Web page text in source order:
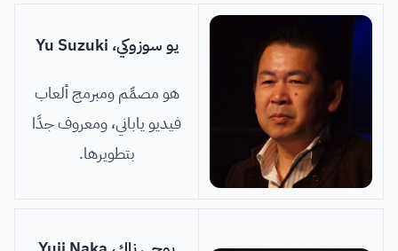
يو سوزوكي، Yu Suzuki
هو مصمِّم ومبرمج ألعاب
فيديو ياباني، ومعروف جدًا
بتطويرها.